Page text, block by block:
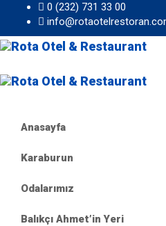
0 (232) 731 33 00
Anasayfa
Karaburun
Odalarımız
Balıkçı Ahmet’in Yeri